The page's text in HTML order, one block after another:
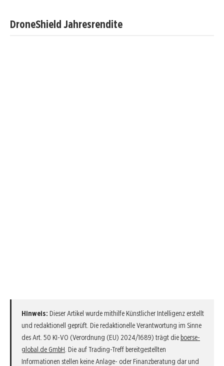
DroneShield Jahresrendite
Hinweis: Dieser Artikel wurde mithilfe Künstlicher Intelligenz erstellt
und redaktionell geprüft. Die redaktionelle Verantwortung im Sinne
des Art. 50 KI-VO (Verordnung (EU) 2024/1689) trägt die boerse-
global.de GmbH . Die auf Trading-Treff bereitgestellten
Informationen stellen keine Anlage- oder Finanzberatung dar und